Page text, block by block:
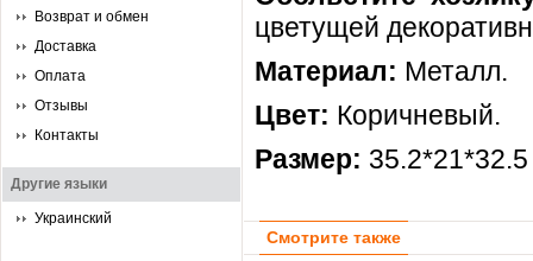
Возврат и обмен
Доставка
Оплата
Отзывы
Контакты
Другие языки
Украинский
цветущей
Материал: Металл.
Цвет: Коричневый.
Размер:
Смотрите также